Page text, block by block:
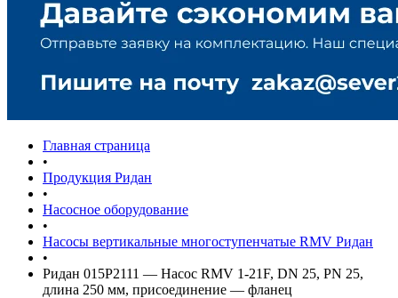
Главная страница
•
Продукция Ридан
•
Насосное оборудование
•
Насосы вертикальные многоступенчатые RMV Ридан
•
Ридан 015P2111 — Насос RMV 1-21F, DN 25, PN 25,
длина 250 мм, присоединение — фланец